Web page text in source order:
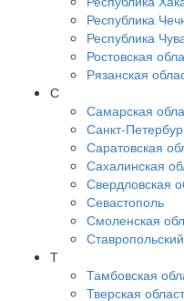
Республика
Республика
Ростовская
Рязанская
С
Самарская
Санкт-
Саратовская
Сахалинская
Свердловская
Севастополь
Смоленская
Т
Тамбовская
Тверская